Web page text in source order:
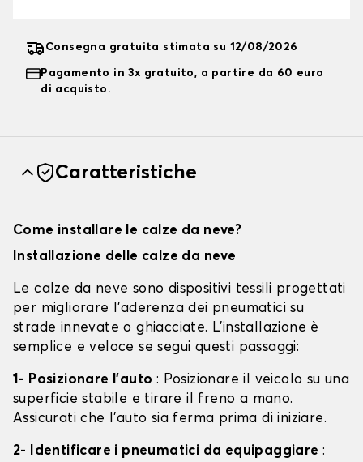
Consegna gratuita stimata su 12/08/2026
Pagamento in 3x gratuito, a partire da 60 euro
di acquisto.
Caratteristiche
Come installare le calze da neve?
Installazione delle calze da neve
Le calze da neve sono dispositivi tessili progettati
per migliorare l'aderenza dei pneumatici su
strade innevate o ghiacciate. L'installazione è
semplice e veloce se segui questi passaggi:
1- Posizionare l'auto : Posizionare il veicolo su una
superficie stabile e tirare il freno a mano.
Assicurati che l'auto sia ferma prima di iniziare.
2- Identificare i pneumatici da equipaggiare :